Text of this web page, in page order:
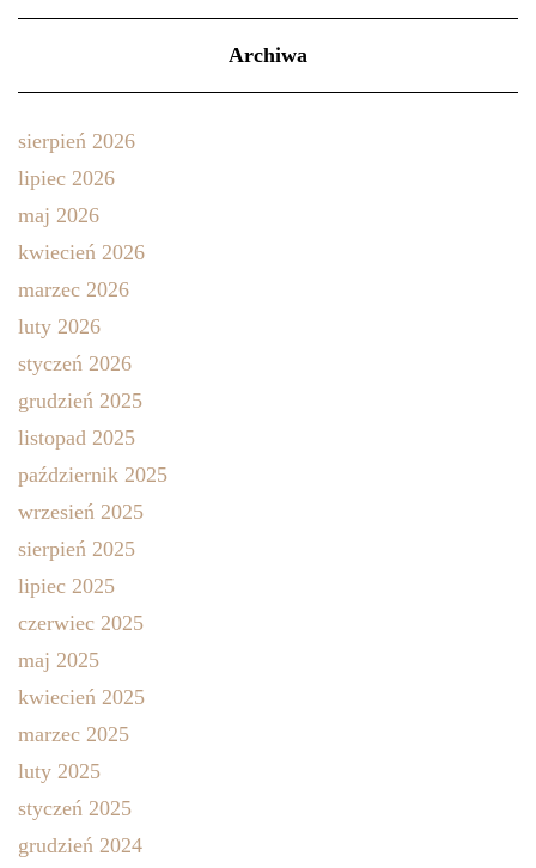
Archiwa
sierpień 2026
lipiec 2026
maj 2026
kwiecień 2026
marzec 2026
luty 2026
styczeń 2026
grudzień 2025
listopad 2025
październik 2025
wrzesień 2025
sierpień 2025
lipiec 2025
czerwiec 2025
maj 2025
kwiecień 2025
marzec 2025
luty 2025
styczeń 2025
grudzień 2024